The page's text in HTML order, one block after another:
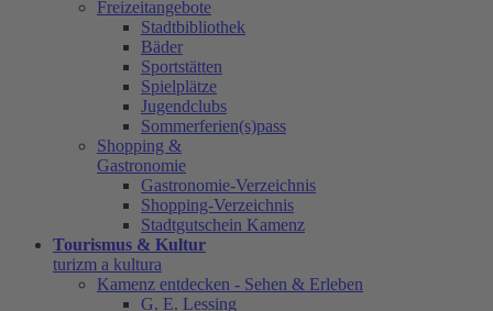
Freizeitangebote
Stadtbibliothek
Bäder
Sportstätten
Spielplätze
Jugendclubs
Sommerferien(s)pass
Shopping &
Gastronomie
Gastronomie-Verzeichnis
Shopping-Verzeichnis
Stadtgutschein Kamenz
Tourismus & Kultur
turizm a kultura
Kamenz entdecken - Sehen & Erleben
G. E. Lessing